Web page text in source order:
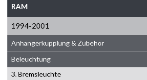
RAM
1994-2001
Anhängerkupplung & Zubehör
Beleuchtung
3. Bremsleuchte